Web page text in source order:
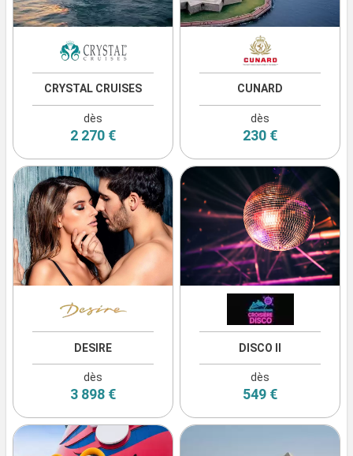
CRYSTAL CRUISES
dès
2 270 €
CUNARD
dès
230 €
DESIRE
dès
3 898 €
DISCO II
dès
549 €